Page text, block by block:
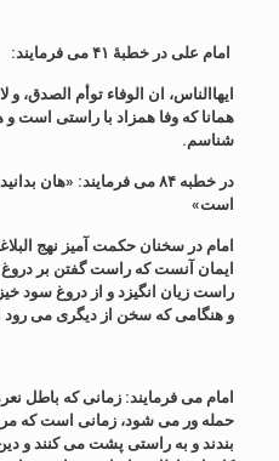
امام علی در خطبۀ ۴۱ می فرمایند:
ایهاالناس، ان الوفاء توأم الصدق،
همانا که وفا همزاد با راستی است و
شناسم.
در خطبه ۸۴ می فرمایند:
است»
ایمان آنست که راست گفتن بر دروغ
راست زیان انگیزد و از دروغ سود
و هنگامی که سخن از دیگری می
امام می فرمایند: زمانی که باطل
حمله ور می شود، زمانی است که
بندند و به راستی پشت می کنند و